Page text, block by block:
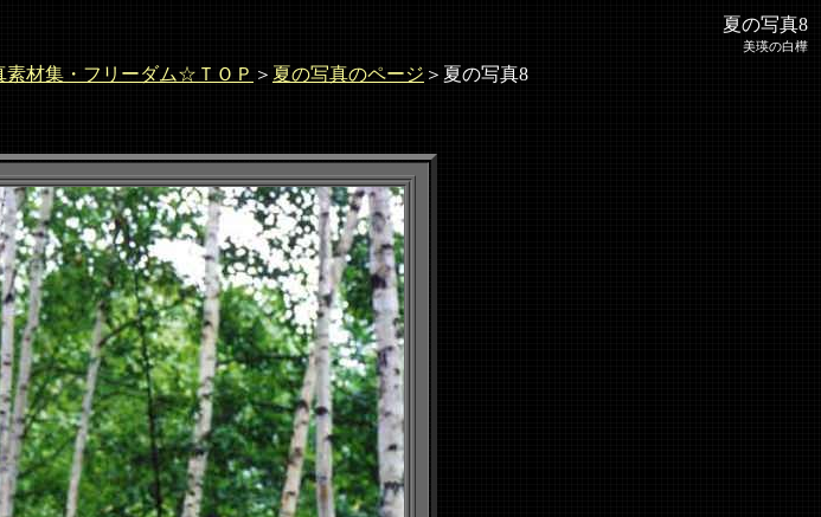
夏の写真8
美瑛の白樺
材集・フリーダム☆ＴＯＰ ＞ 夏の写真のページ ＞夏の写真8